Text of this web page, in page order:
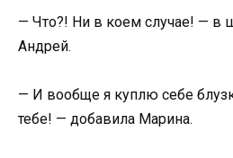
— Что?! Ни в коем случае! — в
Андрей.
— И вообще я куплю себе
тебе! — добавила Марина.